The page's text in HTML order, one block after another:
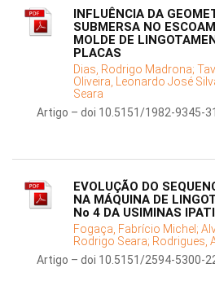
INFLUÊNCIA DA
SUBMERSA NO
MOLDE DE
PLACAS
Dias, Rodrigo Madrona;
Oliveira, Leonardo José
Seara
Artigo – doi 10.5151/1982-9345-
EVOLUÇÃO DO
NA MÁQUINA DE
No 4 DA USIMINAS
Fogaça, Fabrício Michel;
Rodrigo Seara; Rodrigues,
Artigo – doi 10.5151/2594-5300-